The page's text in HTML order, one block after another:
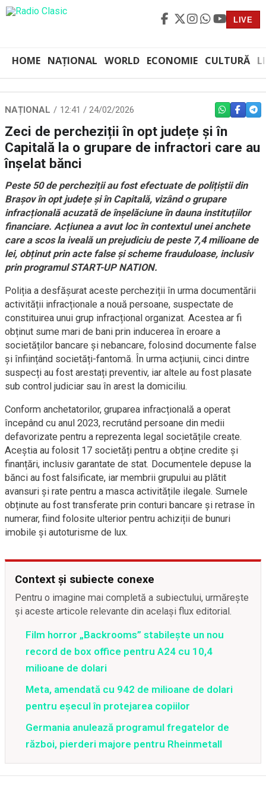
LIVE
HOME NAȚIONAL WORLD ECONOMIE CULTURĂ
NAȚIONAL 12:41 / 24/02/2026 WHATSAPP
Zeci de percheziții în opt județe și în
Capitală la o grupare de infractori care au
înșelat bănci
Peste 50 de percheziții au fost efectuate de polițiștii din
Brașov în opt județe și în Capitală, vizând o grupare
infracțională acuzată de înșelăciune în dauna instituțiilor
financiare. Acțiunea a avut loc în contextul unei anchete
care a scos la iveală un prejudiciu de peste 7,4 milioane de
lei, obținut prin acte false și scheme frauduloase, inclusiv
prin programul START-UP NATION.
Poliția a desfășurat aceste percheziții în urma documentării
activității infracționale a nouă persoane, suspectate de
constituirea unui grup infracțional organizat. Acestea ar fi
obținut sume mari de bani prin inducerea în eroare a
societăților bancare și nebancare, folosind documente false
și înființând societăți-fantomă. În urma acțiunii, cinci dintre
suspecți au fost arestați preventiv, iar altele au fost plasate
sub control judiciar sau în arest la domiciliu.
Conform anchetatorilor, gruparea infracțională a operat
începând cu anul 2023, recrutând persoane din medii
defavorizate pentru a reprezenta legal societățile create.
Aceștia au folosit 17 societăți pentru a obține credite și
finanțări, inclusiv garantate de stat. Documentele depuse la
bănci au fost falsificate, iar membrii grupului au plătit
avansuri și rate pentru a masca activitățile ilegale. Sumele
obținute au fost transferate prin conturi bancare și retrase în
numerar, fiind folosite ulterior pentru achiziții de bunuri
imobile și autoturisme de lux.
Context și subiecte conexe
Pentru o imagine mai completă a subiectului, urmărește
și aceste articole relevante din același flux editorial.
Film horror „Backrooms” stabilește un nou
record de box office pentru A24 cu 10,4
milioane de dolari
Meta, amendată cu 942 de milioane de dolari
pentru eșecul în protejarea copiilor
Germania anulează programul fregatelor de
război, pierderi majore pentru Rheinmetall